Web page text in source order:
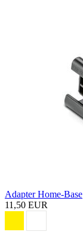
Adapter Home-Base
11,50 EUR